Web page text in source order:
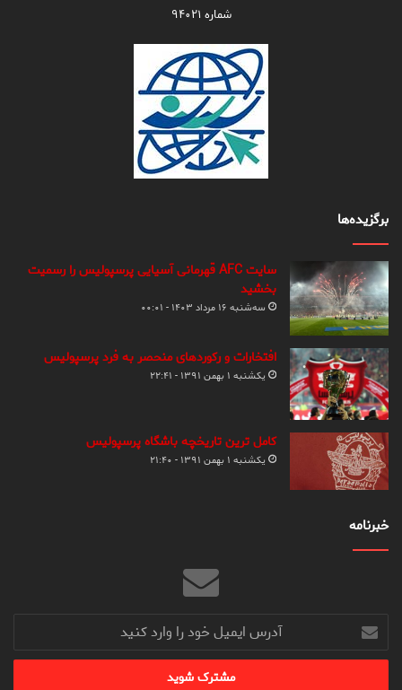
شماره ۹۴۰۲۱
برگزیده‌ها
سایت AFC قهرمانی آسیایی پرسپولیس را رسمیت
بخشید
سه‌شنبه ۱۶ مرداد ۱۴۰۳ - ۰۰:۰۱
افتخارات و رکوردهای منحصر به فرد پرسپولیس
یکشنبه ۱ بهمن ۱۳۹۱ - ۲۲:۴۱
کامل ترین تاریخچه باشگاه پرسپولیس
یکشنبه ۱ بهمن ۱۳۹۱ - ۲۱:۴۰
خبرنامه
آدرس
ایمیل
خود